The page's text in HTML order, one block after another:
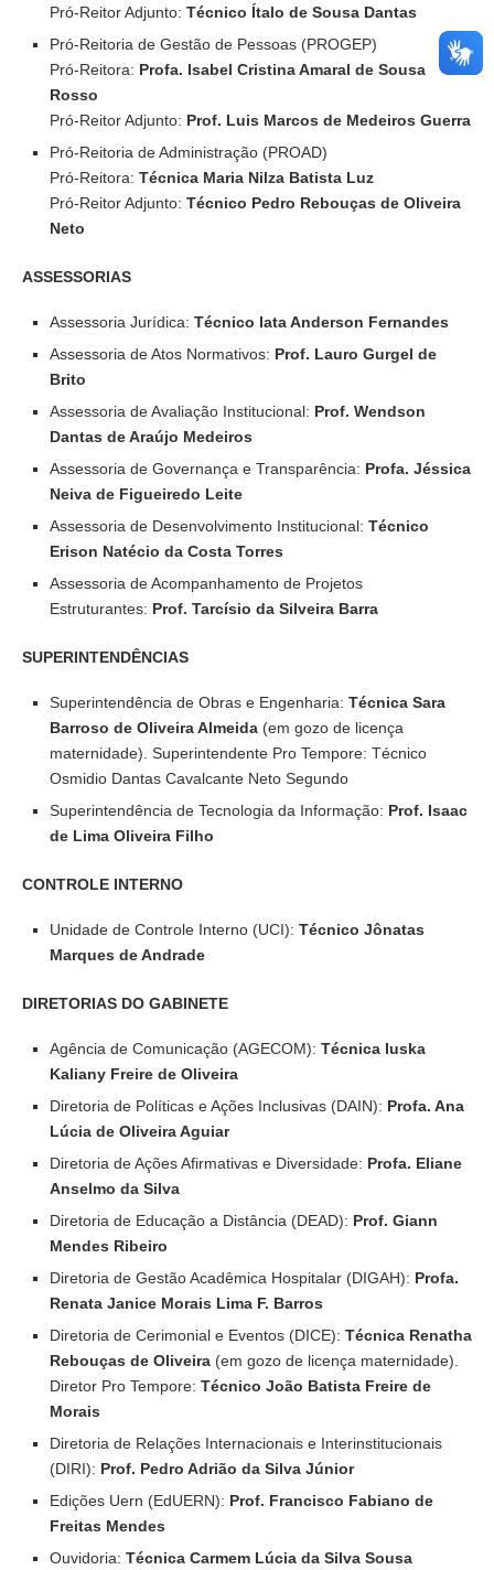
Pró-Reitor Adjunto: Técnico Ítalo de Sousa Dantas
Pró-Reitoria de Gestão de Pessoas (PROGEP)
Pró-Reitora: Profa. Isabel Cristina Amaral de Sousa
Rosso
Pró-Reitor Adjunto: Prof. Luis Marcos de Medeiros Guerra
Pró-Reitoria de Administração (PROAD)
Pró-Reitora: Técnica Maria Nilza Batista Luz
Pró-Reitor Adjunto: Técnico Pedro Rebouças de Oliveira
Neto
ASSESSORIAS
Assessoria Jurídica: Técnico Iata Anderson Fernandes
Assessoria de Atos Normativos: Prof. Lauro Gurgel de
Brito
Assessoria de Avaliação Institucional: Prof. Wendson
Dantas de Araújo Medeiros
Assessoria de Governança e Transparência: Profa. Jéssica
Neiva de Figueiredo Leite
Assessoria de Desenvolvimento Institucional: Técnico
Erison Natécio da Costa Torres
Assessoria de Acompanhamento de Projetos
Estruturantes: Prof. Tarcísio da Silveira Barra
SUPERINTENDÊNCIAS
Superintendência de Obras e Engenharia: Técnica Sara
Barroso de Oliveira Almeida (em gozo de licença
maternidade). Superintendente Pro Tempore: Técnico
Osmidio Dantas Cavalcante Neto Segundo
Superintendência de Tecnologia da Informação: Prof. Isaac
de Lima Oliveira Filho
CONTROLE INTERNO
Unidade de Controle Interno (UCI): Técnico Jônatas
Marques de Andrade
DIRETORIAS DO GABINETE
Agência de Comunicação (AGECOM): Técnica Iuska
Kaliany Freire de Oliveira
Diretoria de Políticas e Ações Inclusivas (DAIN): Profa. Ana
Lúcia de Oliveira Aguiar
Diretoria de Ações Afirmativas e Diversidade: Profa. Eliane
Anselmo da Silva
Diretoria de Educação a Distância (DEAD): Prof. Giann
Mendes Ribeiro
Diretoria de Gestão Acadêmica Hospitalar (DIGAH): Profa.
Renata Janice Morais Lima F. Barros
Diretoria de Cerimonial e Eventos (DICE): Técnica Renatha
Rebouças de Oliveira (em gozo de licença maternidade).
Diretor Pro Tempore: Técnico João Batista Freire de
Morais
Diretoria de Relações Internacionais e Interinstitucionais
(DIRI): Prof. Pedro Adrião da Silva Júnior
Edições Uern (EdUERN): Prof. Francisco Fabiano de
Freitas Mendes
Ouvidoria: Técnica Carmem Lúcia da Silva Sousa